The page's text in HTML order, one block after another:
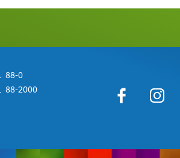
88-0
88-2000